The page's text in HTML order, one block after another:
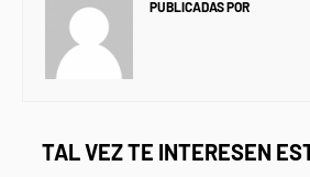
PUBLICADAS POR
TAL VEZ TE INTERESEN